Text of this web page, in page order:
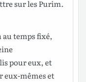
sur lesPurim.
autempsfixé,
pour eux, et
eux-mêmeset